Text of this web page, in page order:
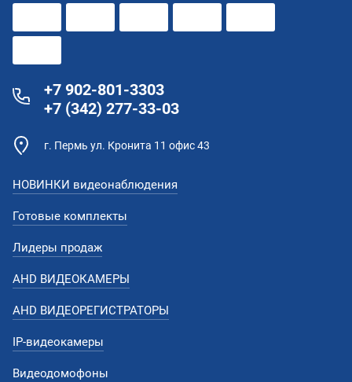
+7 902-801-3303
+7 (342) 277-33-03
г. Пермь ул. Кронита 11 офис 43
НОВИНКИ видеонаблюдения
Готовые комплекты
Лидеры продаж
AHD ВИДЕОКАМЕРЫ
AHD ВИДЕОРЕГИСТРАТОРЫ
IP-видеокамеры
Видеодомофоны